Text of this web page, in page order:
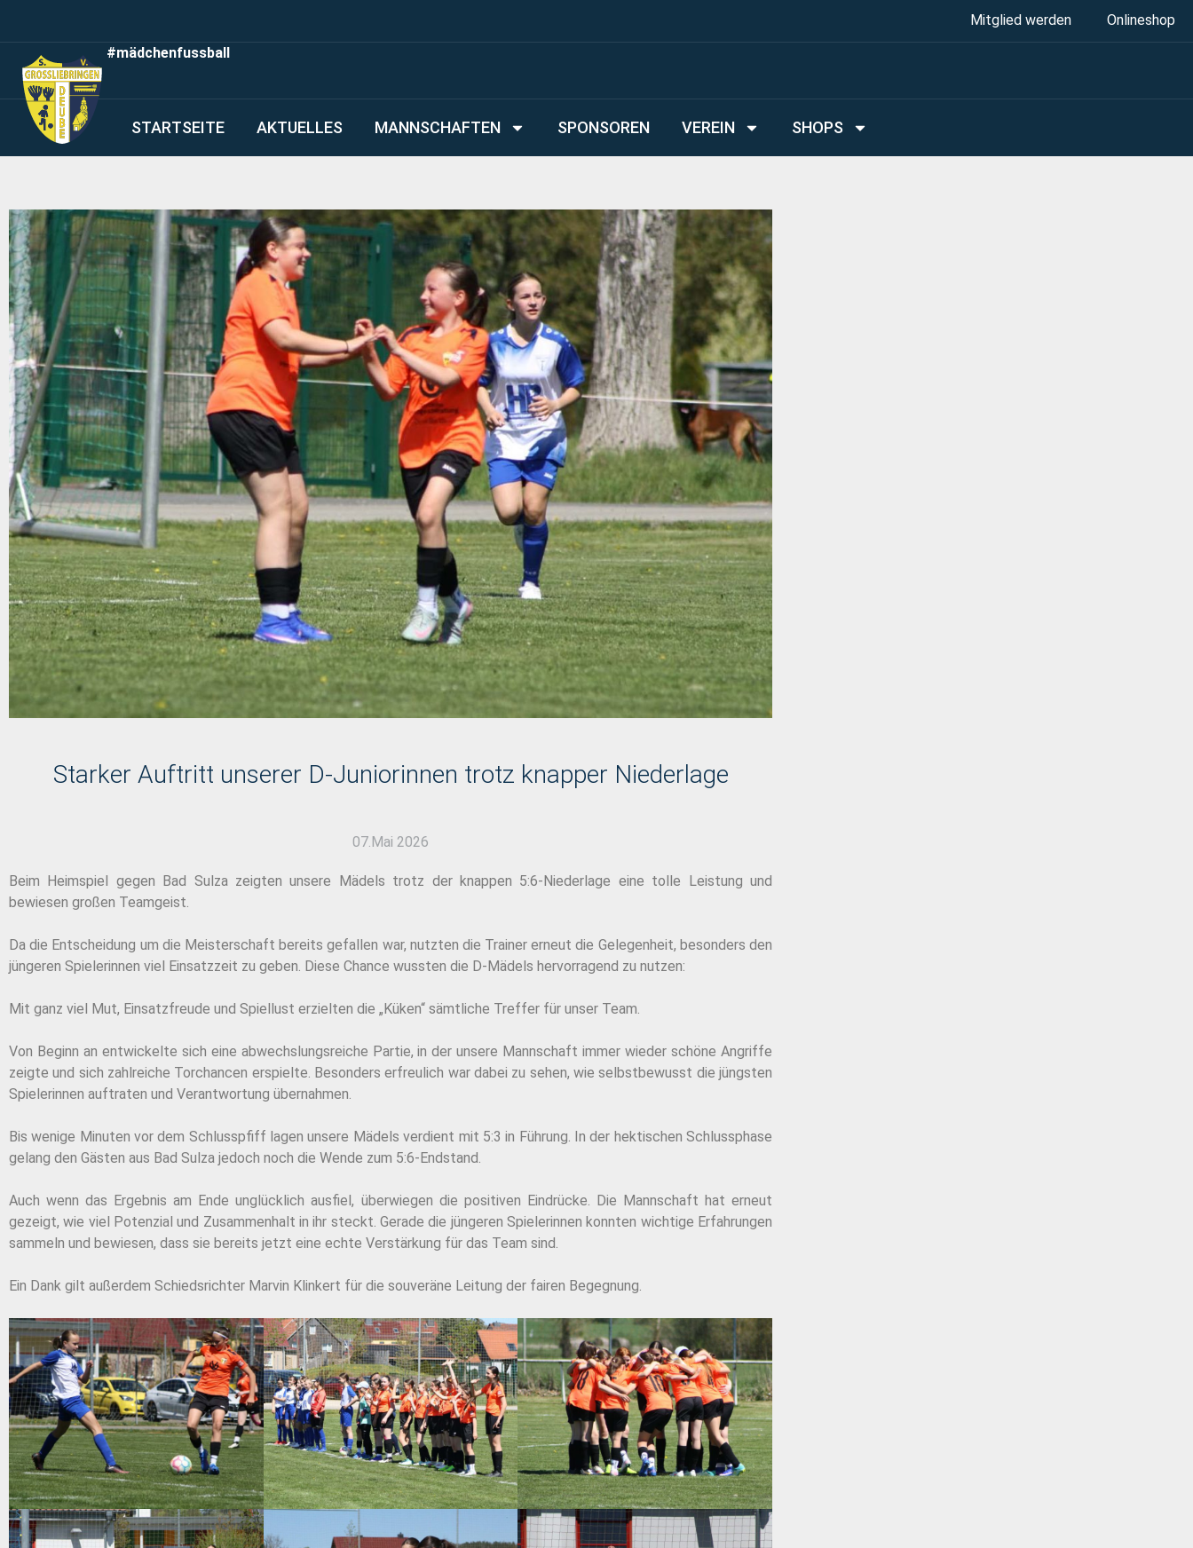
Mitglied werden
Onlineshop
#mädchenfussball
STARTSEITE AKTUELLES MANNSCHAFTEN SPONSOREN VEREIN SHOPS
Starker Auftritt unserer D-Juniorinnen trotz knapper Niederlage
07.Mai 2026
Beim Heimspiel gegen Bad Sulza zeigten unsere Mädels trotz der knappen 5:6-Niederlage eine tolle Leistung und
bewiesen großen Teamgeist.
Da die Entscheidung um die Meisterschaft bereits gefallen war, nutzten die Trainer erneut die Gelegenheit, besonders den
jüngeren Spielerinnen viel Einsatzzeit zu geben. Diese Chance wussten die D-Mädels hervorragend zu nutzen:
Mit ganz viel Mut, Einsatzfreude und Spiellust erzielten die „Küken“ sämtliche Treffer für unser Team.
Von Beginn an entwickelte sich eine abwechslungsreiche Partie, in der unsere Mannschaft immer wieder schöne Angriffe
zeigte und sich zahlreiche Torchancen erspielte. Besonders erfreulich war dabei zu sehen, wie selbstbewusst die jüngsten
Spielerinnen auftraten und Verantwortung übernahmen.
Bis wenige Minuten vor dem Schlusspfiff lagen unsere Mädels verdient mit 5:3 in Führung. In der hektischen Schlussphase
gelang den Gästen aus Bad Sulza jedoch noch die Wende zum 5:6-Endstand.
Auch wenn das Ergebnis am Ende unglücklich ausfiel, überwiegen die positiven Eindrücke. Die Mannschaft hat erneut
gezeigt, wie viel Potenzial und Zusammenhalt in ihr steckt. Gerade die jüngeren Spielerinnen konnten wichtige Erfahrungen
sammeln und bewiesen, dass sie bereits jetzt eine echte Verstärkung für das Team sind.
Ein Dank gilt außerdem Schiedsrichter Marvin Klinkert für die souveräne Leitung der fairen Begegnung.